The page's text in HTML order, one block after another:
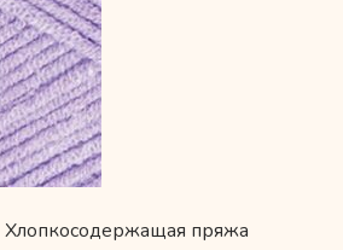
Хлопкосодержащая пряжа